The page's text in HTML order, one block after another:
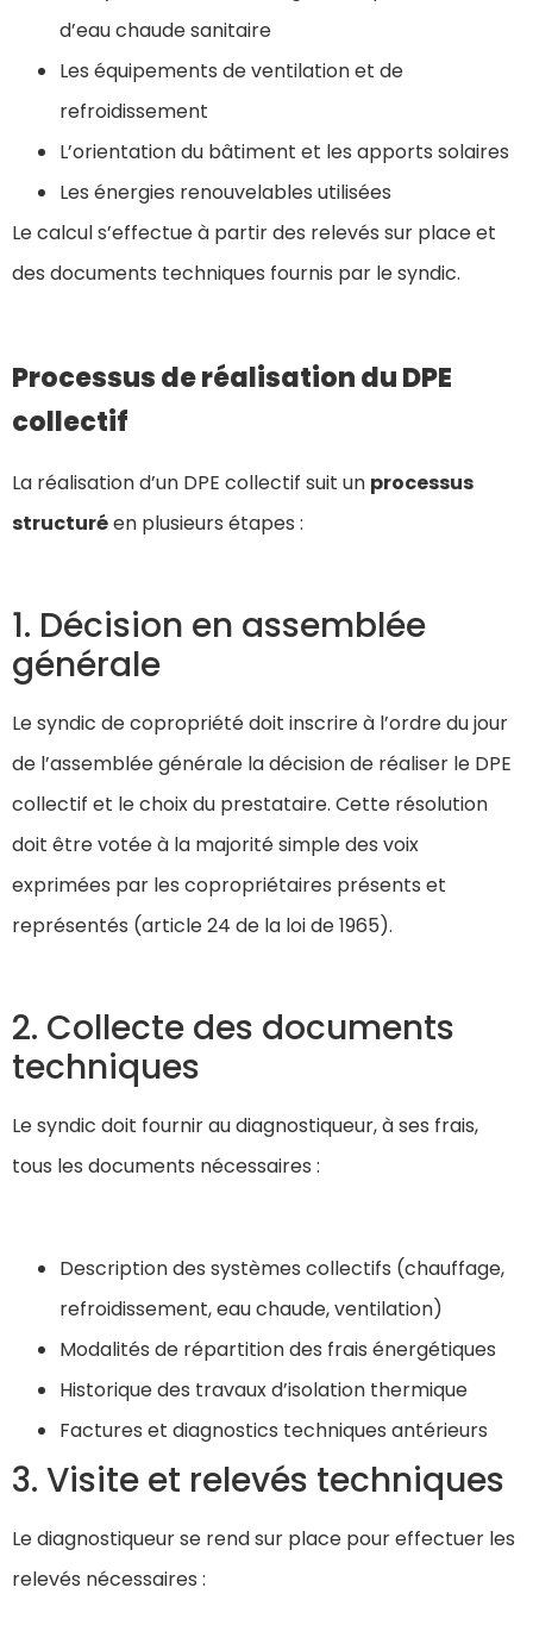
d’eau chaude sanitaire
Les équipements de ventilation et de
refroidissement
L’orientation du bâtiment et les apports solaires
Les énergies renouvelables utilisées
Le calcul s’effectue à partir des relevés sur place et
des documents techniques fournis par le syndic.
Processus de réalisation du DPE
collectif
La réalisation d’un DPE collectif suit un processus
structuréen plusieurs étapes :
1. Décision en assemblée
générale
Le syndic de copropriété doit inscrire à l’ordre du jour
de l’assemblée générale la décision de réaliser le DPE
collectif et le choix du prestataire. Cette résolution
doit être votée à la majorité simple des voix
exprimées par les copropriétaires présents et
représentés (article 24 de la loi de 1965).
2. Collecte des documents
techniques
Le syndic doit fournir au diagnostiqueur, à ses frais,
tous les documents nécessaires :
Description des systèmes collectifs (chauffage,
refroidissement, eau chaude, ventilation)
Modalités de répartition des frais énergétiques
Historique des travaux d’isolation thermique
Factures et diagnostics techniques antérieurs
3. Visite et relevés techniques
Le diagnostiqueur se rend sur place pour effectuer les
relevés nécessaires :